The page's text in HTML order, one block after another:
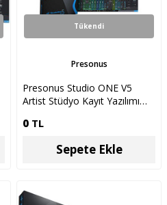
Tükendi
Presonus
Presonus Studio ONE V5
Artist Stüdyo Kayıt Yazılımı
0 TL
Sepete Ekle